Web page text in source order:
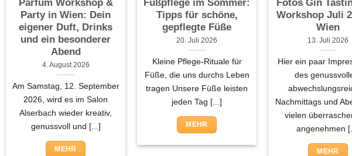
Parfum Workshop &
Party in Wien: Dein
eigener Duft, Drinks
und ein besonderer
Abend
4. August 2026
Am Samstag, 12. September
2026, wird es im Salon
Alserbach wieder kreativ,
genussvoll und [...]
MEHR
Fußpflege im Sommer:
Tipps für schöne,
gepflegte Füße
20. Juli 2026
Kleine Pflege-Rituale für
Füße, die uns durchs Leben
tragen Unsere Füße leisten
jeden Tag [...]
MEHR
Fotos Gin
Workshop Juli
Wien
13. Juli 2026
Hier ein paar
des
Nachmittags und
vielen
angenehmen
MEHR